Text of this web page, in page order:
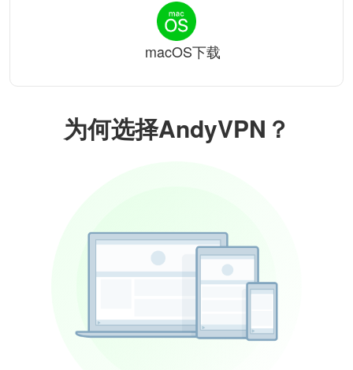
为何选择AndyVPN？
macOS下载